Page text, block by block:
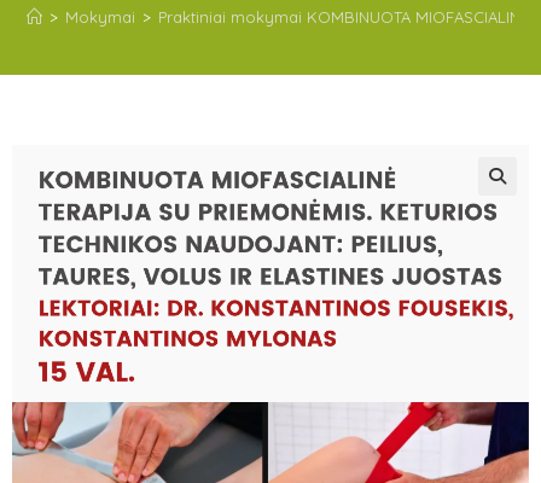
> Mokymai > Praktiniai mokymai KOMBINUOTA MIOFASCIALINĖ